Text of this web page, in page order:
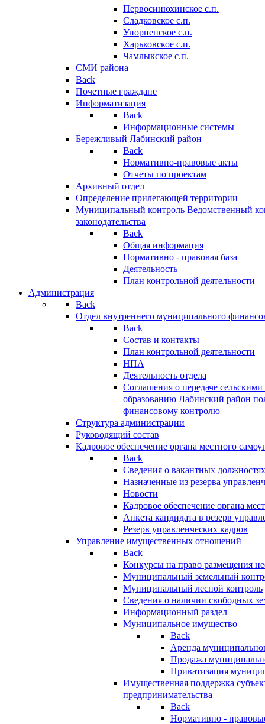
Первосинюхинское с.п.
Сладковское с.п.
Упорненское с.п.
Харьковское с.п.
Чамлыкское с.п.
СМИ района
Back
Почетные граждане
Информатизация
Back
Информационные системы
Бережливый Лабинский район
Back
Нормативно-правовые акты
Отчеты по проектам
Архивный отдел
Определение прилегающей территории
Муниципальный контроль Ведомственный
законодательства
Back
Общая информация
Нормативно - правовая база
Деятельность
План контрольной деятельности
Администрация
Back
Отдел внутреннего муниципального
Back
Состав и контакты
План контрольной деятельности
НПА
Деятельность отдела
Соглашения о передаче
образованию Лабинский район
финансовому контролю
Структура администрации
Руководящий состав
Кадровое обеспечение органа местного
Back
Сведения о вакантных
Назначенные из резерва
Новости
Кадровое обеспечение органа
Анкета кандидата в резерв
Резерв управленческих кадров
Управление имущественных отношений
Back
Конкурсы на право размещения
Муниципальный земельный
Муниципальный лесной контроль
Сведения о наличии свободных
Информационный раздел
Муниципальное имущество
Back
Аренда
Продажа
Приватизация
Имущественная поддержка
предпринимательства
Back
Нормативно -